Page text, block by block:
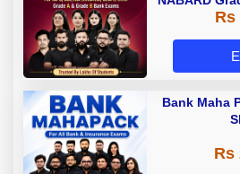
A & Rs
Bank Maha
Rs